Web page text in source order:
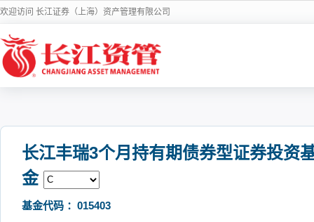
欢迎访问 长江证券（上海）资产管理有限公司
长江丰瑞3个月持有期债券型证券投资
金
基金代码 ：015403